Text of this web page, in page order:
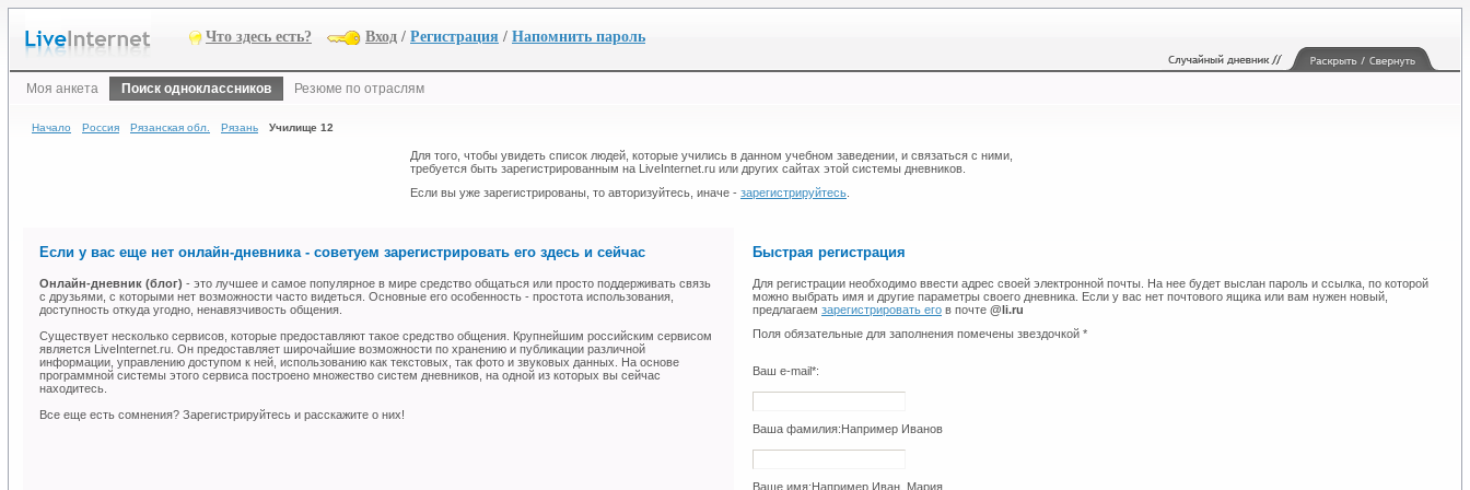
Что здесь есть? Вход / Регистрация / Напомнить пароль
Моя анкета Поиск одноклассников Резюме по отраслям
Начало Россия Рязанская обл. Рязань Училище 12
Для того, чтобы увидеть список людей, которые учились в данном учебном заведении, и связаться с ними,
требуется быть зарегистрированным на LiveInternet.ru или других сайтах этой системы дневников.
Если вы уже зарегистрированы, то авторизуйтесь, иначе - зарегистрируйтесь
Если у вас еще нет онлайн-дневника - советуем зарегистрировать его здесь и сейчас
Онлайн-дневник (блог) - это лучшее и самое популярное в мире средство общаться или просто поддерживать связь
с друзьями, с которыми нет возможности часто видеться. Основные его особенность - простота использования,
доступность откуда угодно, ненавязчивость общения.
Существует несколько сервисов, которые предоставляют такое средство общения. Крупнейшим российским сервисом
является LiveInternet.ru. Он предоставляет широчайшие возможности по хранению и публикации различной
информации, управлению доступом к ней, использованию как текстовых, так фото и звуковых данных. На основе
программной системы этого сервиса построено множество систем дневников, на одной из которых вы сейчас
находитесь.
Все еще есть сомнения? Зарегистрируйтесь и расскажите о них!
Быстрая регистрация
Для регистрации необходимо ввести адрес своей электронной почты. На нее будет выслан пароль и ссылка, по которой
можно выбрать имя и другие параметры своего дневника. Если у вас нет почтового ящика или вам нужен новый,
предлагаем зарегистрировать его в почте @li.ru
Поля обязательные для заполнения помечены звездочкой *
Ваш e-mail*:
Ваша фамилия: Например Иванов
Ваше имя: Например Иван, Мария